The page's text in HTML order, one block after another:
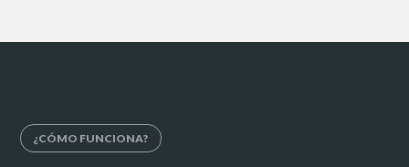
¿CÓMO FUNCIONA?